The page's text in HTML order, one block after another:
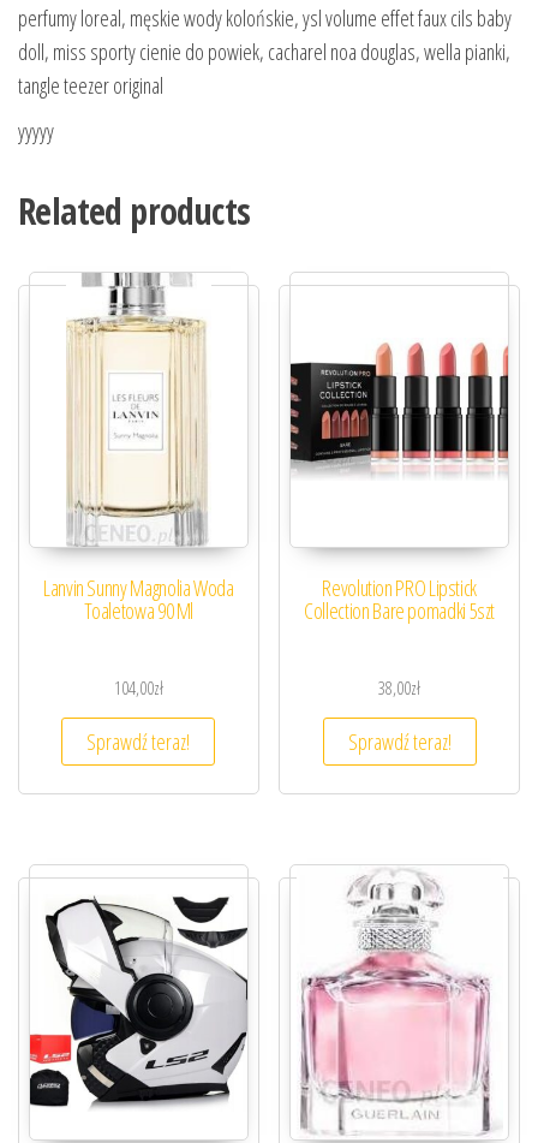
perfumy loreal, męskie wody kolońskie, ysl volume effet faux cils baby
doll, miss sporty cienie do powiek, cacharel noa douglas, wella pianki,
tangle teezer original
yyyyy
Related products
Lanvin Sunny Magnolia Woda
Toaletowa 90 Ml
104,00zł
Sprawdź teraz!
Revolution PRO Lipstick
Collection Bare pomadki 5szt
38,00zł
Sprawdź teraz!